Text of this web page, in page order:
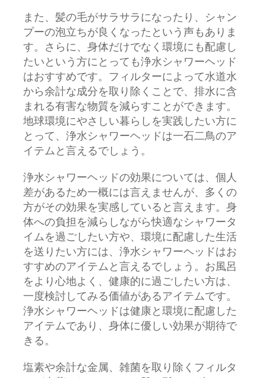
また、髪の毛がサラサラになったり、シャン
プーの泡立ちが良くなったという声もありま
す。さらに、身体だけでなく環境にも配慮し
たいという方にとっても浄水シャワーヘッド
はおすすめです。フィルターによって水道水
から余計な成分を取り除くことで、排水に含
まれる有害な物質を減らすことができます。
地球環境にやさしい暮らしを実践したい方に
とって、浄水シャワーヘッドは一石二鳥のア
イテムと言えるでしょう。
浄水シャワーヘッドの効果については、個人
差があるため一概には言えませんが、多くの
方がその効果を実感していると言えます。身
体への負担を減らしながら快適なシャワータ
イムを過ごしたい方や、環境に配慮した生活
を送りたい方には、浄水シャワーヘッドはお
すすめのアイテムと言えるでしょう。お風呂
をより心地よく、健康的に過ごしたい方は、
一度検討してみる価値があるアイテムです。
浄水シャワーヘッドは健康と環境に配慮した
アイテムであり、身体に優しい効果が期待で
きる。
塩素や余計な金属、雑菌を取り除くフィルタ